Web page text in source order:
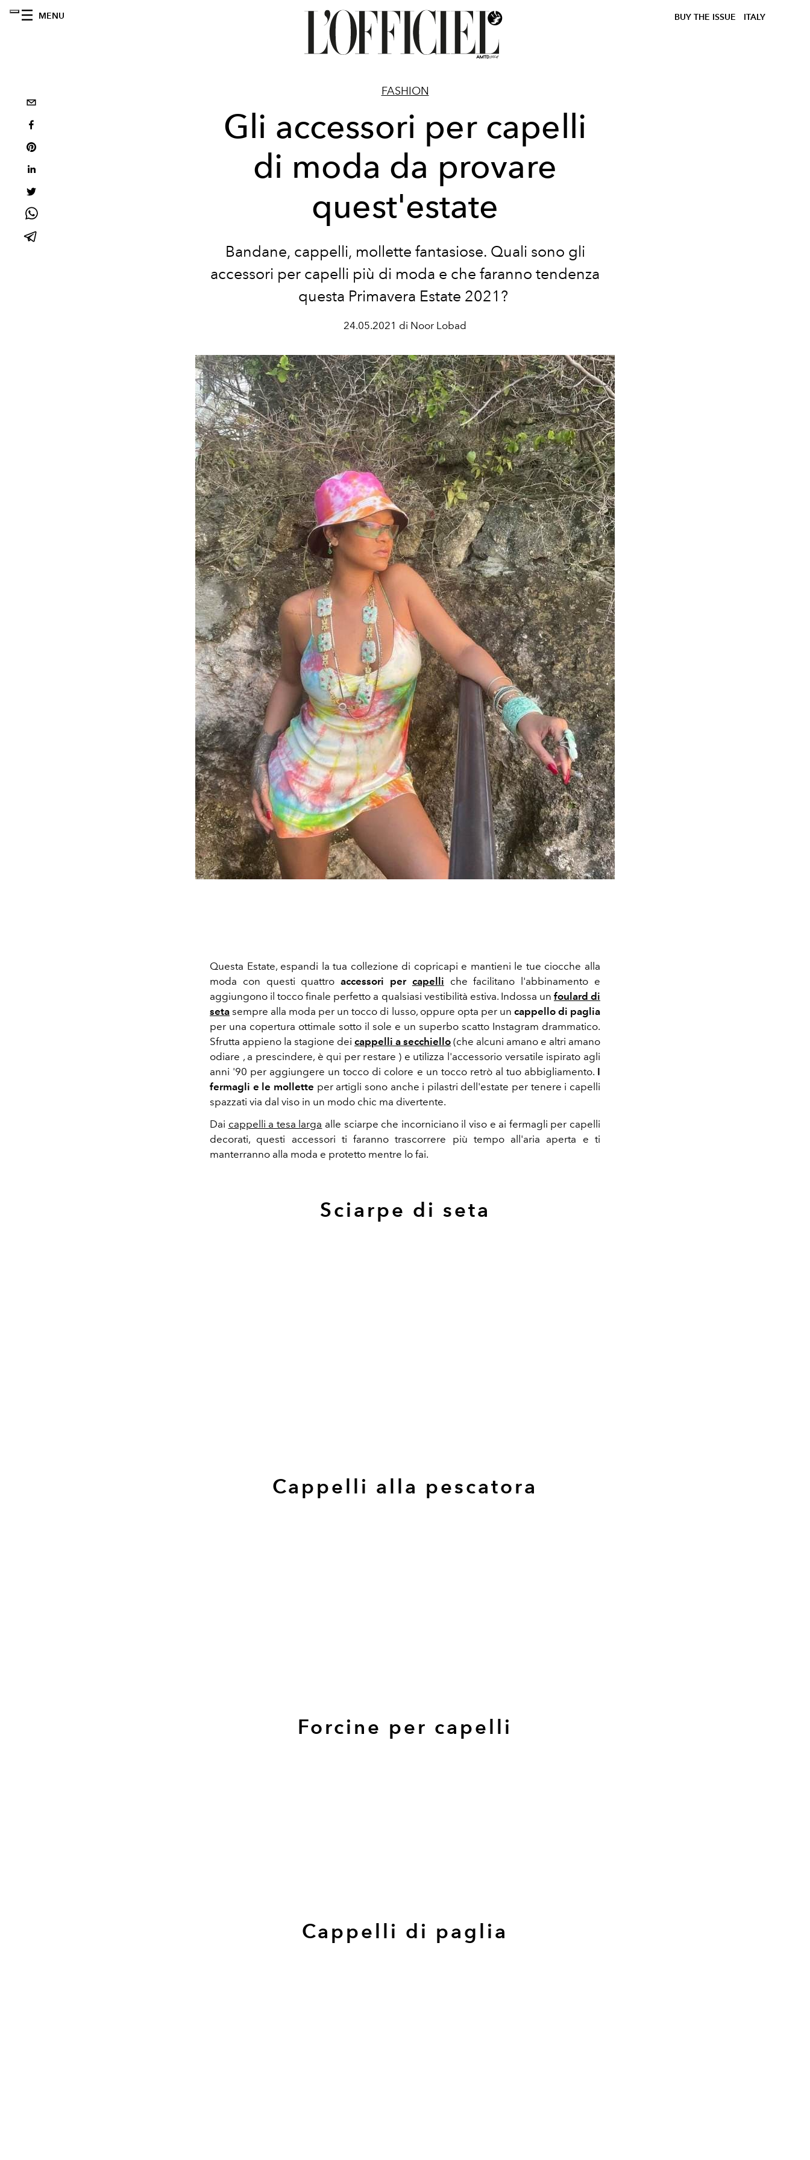
MENU BUY THE ISSUE ITALY
FASHION
Gli accessori per capelli
di moda da provare
quest'estate
Bandane, cappelli, mollette fantasiose. Quali sono gli
accessori per capelli più di moda e che faranno tendenza
questa Primavera Estate 2021?
24.05.2021 di Noor Lobad
Questa Estate, espandi la tua collezione di copricapi e mantieni le tue ciocche alla
moda con questi quattroaccessori per capelli che facilitano l'abbinamento e
aggiungono il tocco finale perfetto a qualsiasi vestibilità estiva. Indossa un foulard di
seta sempre alla moda per un tocco di lusso, oppure opta per un cappello di paglia
per una copertura ottimale sotto il sole e un superbo scatto Instagram drammatico.
Sfrutta appieno la stagione dei cappelli a secchiello (che alcuni amano e altri amano
odiare , a prescindere, è qui per restare ) e utilizza l'accessorio versatile ispirato agli
anni '90 per aggiungere un tocco di colore e un tocco retrò al tuo abbigliamento. I
fermagli e le mollette per artigli sono anche i pilastri dell'estate per tenere i capelli
spazzati via dal viso in un modo chic ma divertente.
Dai cappelli a tesa larga alle sciarpe che incorniciano il viso e ai fermagli per capelli
decorati, questi accessori ti faranno trascorrere più tempo all'aria aperta e ti
manterranno alla moda e protetto mentre lo fai.
Sciarpe di seta
Cappelli alla pescatora
Forcine per capelli
Cappelli di paglia